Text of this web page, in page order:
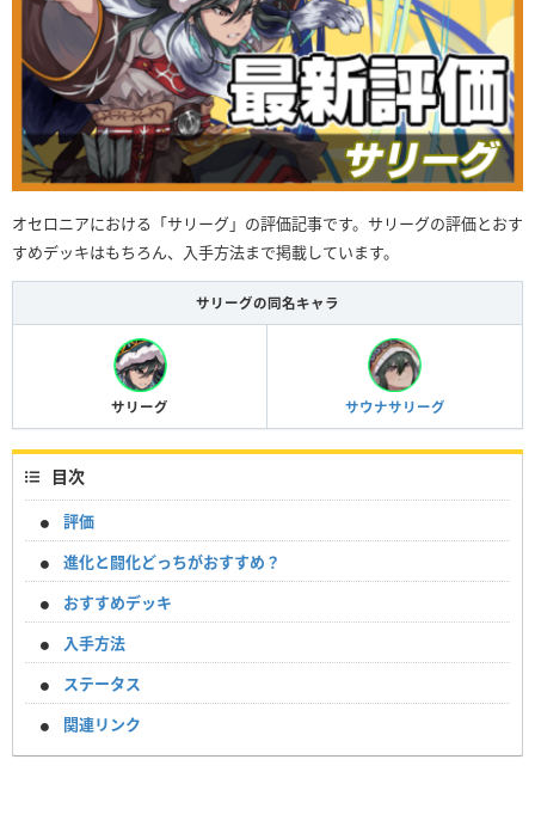
オセロニアにおける「サリーグ」の評価記事です。サリーグの評価とおす
すめデッキはもちろん、入手方法まで掲載しています。
サリーグの同名キャラ
サリーグ サウナサリーグ
目次
評価
進化と闘化どっちがおすすめ？
おすすめデッキ
入手方法
ステータス
関連リンク